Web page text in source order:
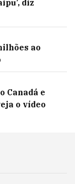
diz
ao
Canadá e
o vídeo